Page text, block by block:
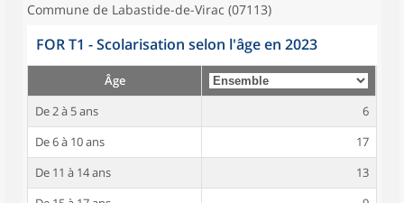
Commune de Labastide-de-Virac (07113)
FOR T1 - Scolarisation selon l'âge en 2023
Âge
De 2 à 5 ans
6
De 6 à 10 ans
17
De 11 à 14 ans
13